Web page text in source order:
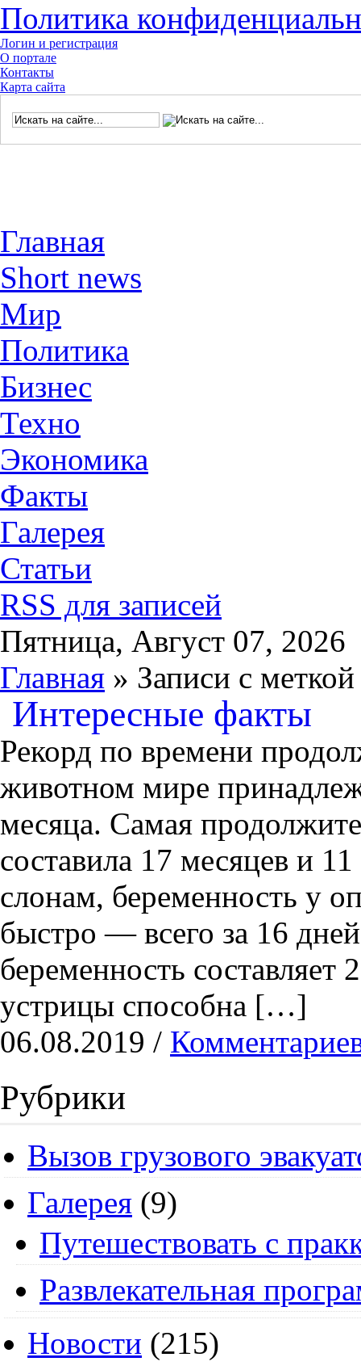
Политика
Логин и регистрация
О портале
Контакты
Карта сайта
Главная
Short news
Мир
Политика
Бизнес
Техно
Экономика
Факты
Галерея
Статьи
RSS для записей
Пятница, Август 07, 2026
Главная » Записи с
Интересные факты
Рекорд по времени
животном мире
месяца. Самая
составила 17 месяцев и
слонам, беременность у
быстро — всего за 16
беременность
устрицы способна […]
06.08.2019 /
Рубрики
Вызов грузового
Галерея (9)
Путешествовать с
Развлекательная
Новости (215)